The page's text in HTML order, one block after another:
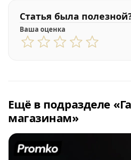
Статья была
Ваша оценка
Ещё в подразделе
магазинам»